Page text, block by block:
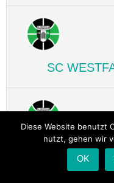
SC
SC
Diese Website benutzt
nutzt, gehen wir
OK